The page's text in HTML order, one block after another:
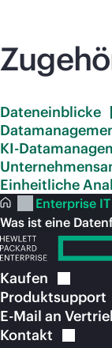
Dateneinblicke
KI-
Einheitliche
Enterprise
Was ist eine
Kaufen
Produktsupport
E-Mail an
Kontakt